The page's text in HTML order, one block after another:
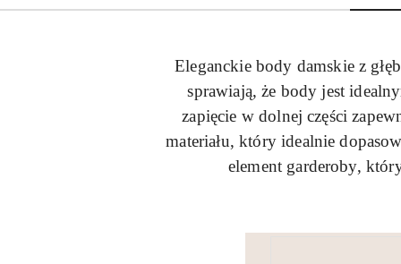
Eleganckie body damskie z
sprawiają, że body jest
zapięcie w dolnej części
materiału, który idealnie
element garderoby,